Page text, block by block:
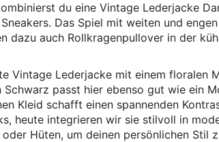
du eine Vintage Lederjacke
Das Spiel mit weiten und
dazu auch Rollkragenpullover in der
Vintage Lederjacke mit einem floralen
passt hier ebenso gut wie ein
Kleid schafft einen spannenden
heute integrieren wir sie stilvoll in
Hüten, um deinen persönlichen Stil